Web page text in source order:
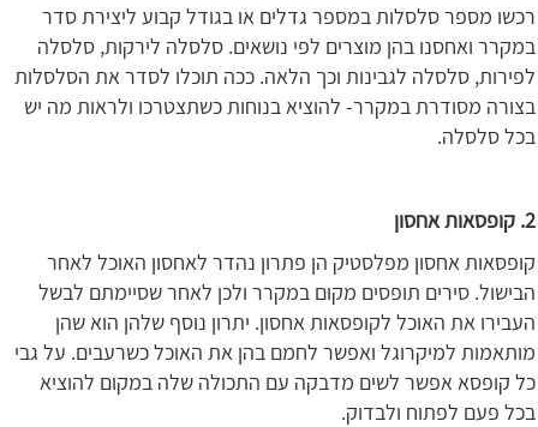
רכשו מספר סלסלות במספר גדלים או בגודל קבוע ליצירת סדר
במקרר ואחסנו בהן מוצרים לפי נושאים. סלסלה לירקות, סלסלה
לפירות, סלסלה לגבינות וכך הלאה. ככה תוכלו לסדר את הסלסלות
בצורה מסודרת במקרר- להוציא בנוחות כשתצטרכו ולראות מה יש
בכל סלסלה.
2. קופסאות אחסון
קופסאות אחסון מפלסטיק הן פתרון נהדר לאחסון האוכל לאחר
הבישול. סירים תופסים מקום במקרר ולכן לאחר שסיימתם לבשל
העבירו את האוכל לקופסאות אחסון. יתרון נוסף שלהן הוא שהן
מותאמות למיקרוגל ואפשר לחמם בהן את האוכל כשרעבים. על גבי
כל קופסא אפשר לשים מדבקה עם התכולה שלה במקום להוציא
בכל פעם לפתוח ולבדוק.